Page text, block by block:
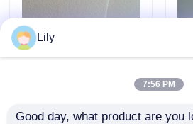
pabrik bola planet
Pabrik Bola Lab
Lily
7:56 PM
Good day, what product are you